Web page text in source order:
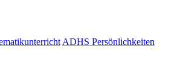
ADHS Persönlichkeiten